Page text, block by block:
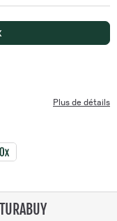
Plus de détails